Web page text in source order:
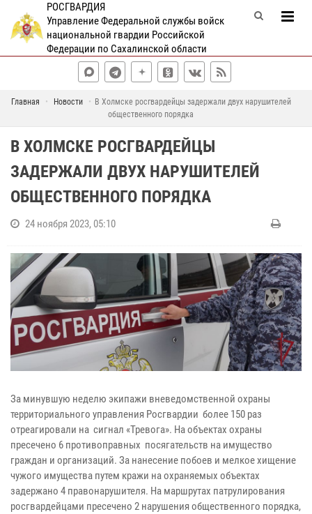
РОСГВАРДИЯ
Управление Федеральной службы войск
национальной гвардии Российской
Федерации по Сахалинской области
Главная Новости
В Холмске росгвардейцы задержали двух нарушителей
общественного порядка
В ХОЛМСКЕ РОСГВАРДЕЙЦЫ
ЗАДЕРЖАЛИ ДВУХ НАРУШИТЕЛЕЙ
ОБЩЕСТВЕННОГО ПОРЯДКА
24 ноября 2023, 05:10
За минувшую неделю экипажи вневедомственной охраны
территориального управления Росгвардии более 150 раз
отреагировали на сигнал «Тревога». На объектах охраны
пресечено 6 противоправных посягательств на имущество
граждан и организаций. За нанесение побоев и мелкое хищение
чужого имущества путем кражи на охраняемых объектах
задержано 4 правонарушителя. На маршрутах патрулирования
росгвардейцами пресечено 2 нарушения общественного порядка,